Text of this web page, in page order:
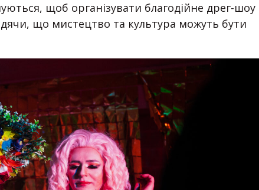
щоб організувати благодійне дрег-шоу
що мистецтво та культура можуть бути